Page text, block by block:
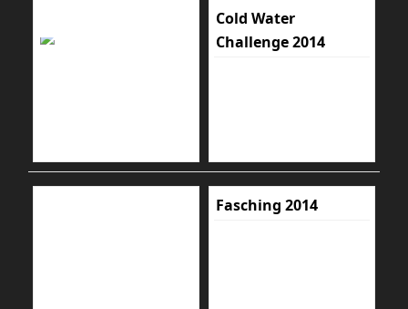
Cold Water
Challenge 2014
Fasching 2014